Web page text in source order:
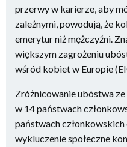
przerwy w karierze, aby
zależnymi, powodują, że
emerytur niż mężczyźni.
większym zagrożeniu
wśród kobiet w Europie
Zróżnicowanie ubóstwa ze
w 14 państwach
państwach
wykluczenie społeczne